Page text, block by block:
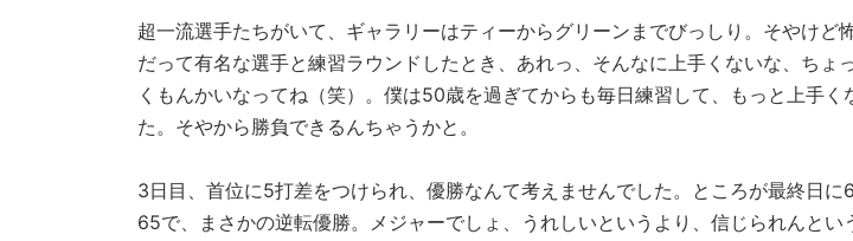
超一流選手たちがいて、ギャラリーはティーからグリーンまでびっしり。そやけど
だって有名な選手と練習ラウンドしたとき、あれっ、そんなに上手くないな、ちょ
くもんかいなってね（笑）。僕は50歳を過ぎてからも毎日練習して、もっと上手く
た。そやから勝負できるんちゃうかと。
3日目、首位に5打差をつけられ、優勝なんて考えませんでした。ところが最終日
65で、まさかの逆転優勝。メジャーでしょ、うれしいというより、信じられんとい